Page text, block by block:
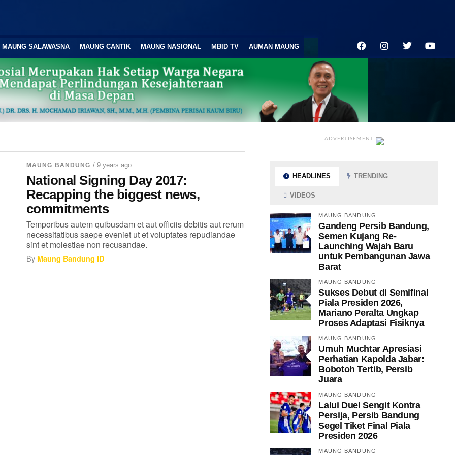
MAUNG SALAWASNA MAUNG CANTIK MAUNG NASIONAL MBID TV AUMAN MAUNG
MAUNG BANDUNG / 9 years ago
National Signing Day 2017:
Recapping the biggest news,
commitments
Temporibus autem quibusdam et aut officiis debitis aut rerum
necessitatibus saepe eveniet ut et voluptates repudiandae
sint et molestiae non recusandae.
By Maung Bandung ID
ADVERTISEMENT
HEADLINES TRENDING
VIDEOS
MAUNG BANDUNG
Gandeng Persib Bandung,
Semen Kujang Re-
Launching Wajah Baru
untuk Pembangunan Jawa
Barat
MAUNG BANDUNG
Sukses Debut di Semifinal
Piala Presiden 2026,
Mariano Peralta Ungkap
Proses Adaptasi Fisiknya
MAUNG BANDUNG
Umuh Muchtar Apresiasi
Perhatian Kapolda Jabar:
Bobotoh Tertib, Persib
Juara
MAUNG BANDUNG
Lalui Duel Sengit Kontra
Persija, Persib Bandung
Segel Tiket Final Piala
Presiden 2026
MAUNG BANDUNG